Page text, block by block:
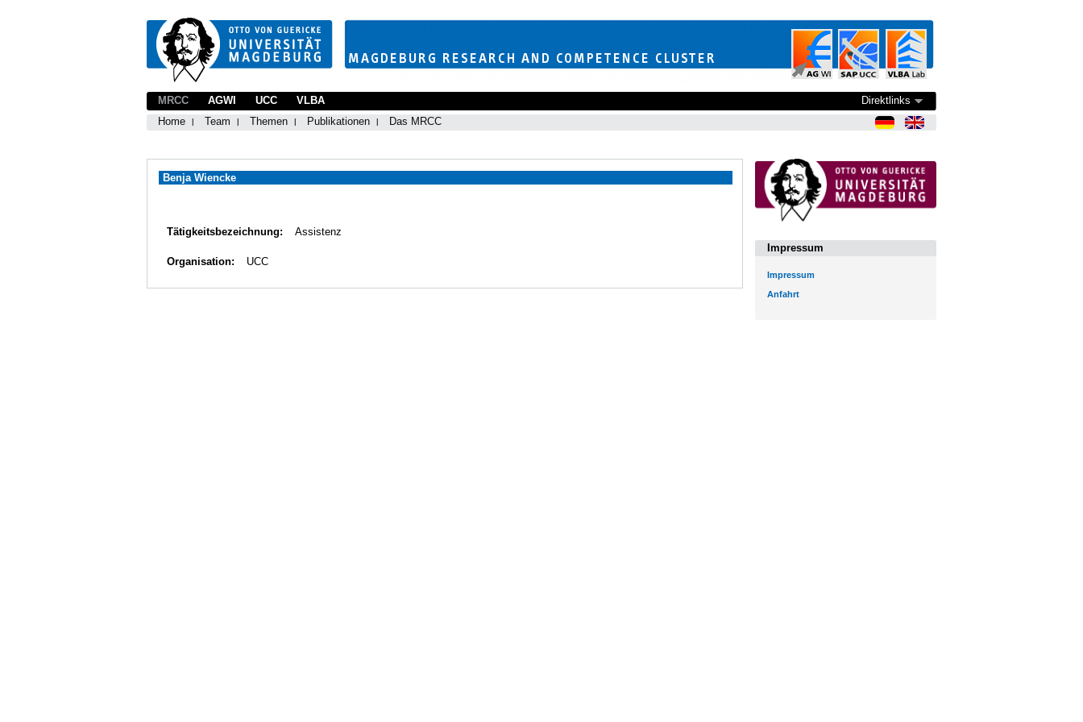
MRCC
Home
Team Themen Publikationen Das MRCC
AGWI UCC VLBA Direktlinks
Benja Wiencke
Tätigkeitsbezeichnung: Assistenz
Organisation: UCC
Impressum
Impressum
Anfahrt